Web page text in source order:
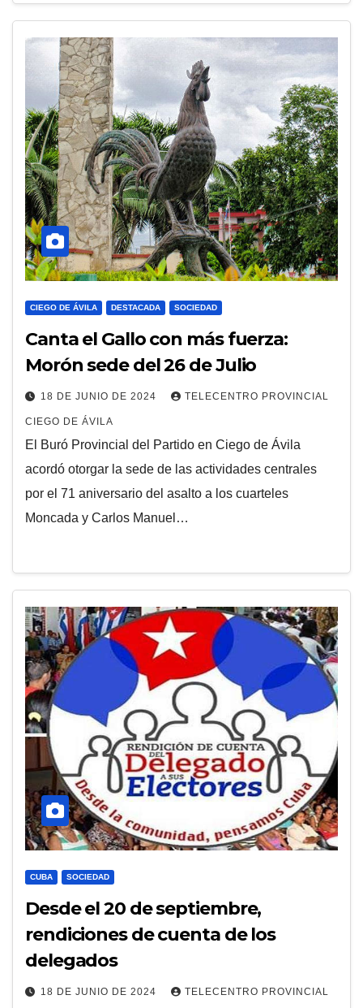
CIEGO DE ÁVILA DESTACADA SOCIEDAD
Canta el Gallo con más fuerza:
Morón sede del 26 de Julio
18 DE JUNIO DE 2024 TELECENTRO PROVINCIAL
CIEGO DE ÁVILA
El Buró Provincial del Partido en Ciego de Ávila
acordó otorgar la sede de las actividades centrales
por el 71 aniversario del asalto a los cuarteles
Moncada y Carlos Manuel…
CUBA SOCIEDAD
Desde el 20 de septiembre,
rendiciones de cuenta de los
delegados
18 DE JUNIO DE 2024 TELECENTRO PROVINCIAL